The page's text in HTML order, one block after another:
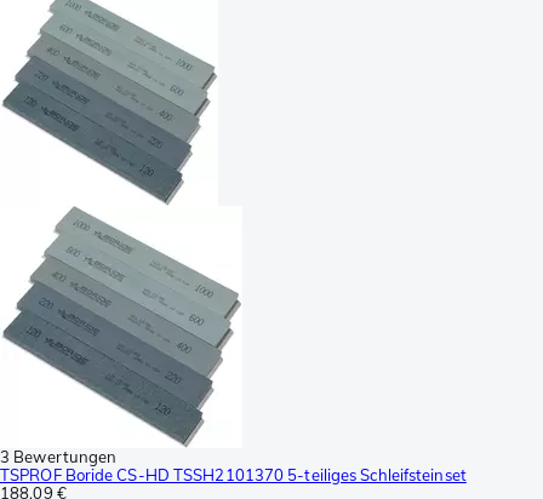
3 Bewertungen
TSPROF Boride CS-HD TSSH2101370 5-teiliges Schleifsteinset
188,09 €